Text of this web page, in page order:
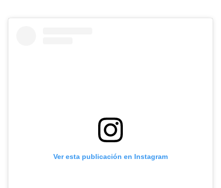
Ver esta publicación en Instagram